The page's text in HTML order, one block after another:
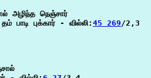
அழிந்த நெஞ்சார்
புக்கார் - வில்லி:
45 269/2,3